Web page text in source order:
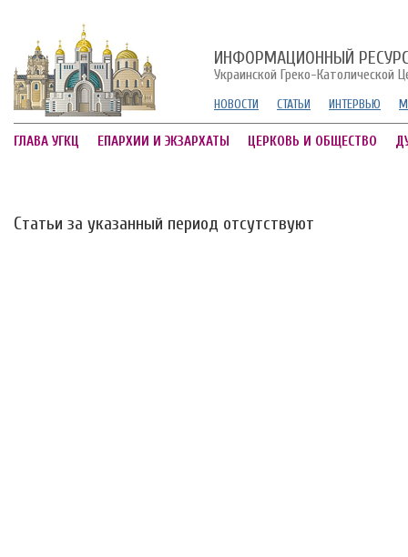
ИНФОРМАЦИОННЫЙ
Украинской Греко-Католической
НОВОСТИ СТАТЬИ ИНТЕРВЬЮ
ГЛАВА УГКЦ ЕПАРХИИ И ЭКЗАРХАТЫ ЦЕРКОВЬ И ОБЩЕСТВО
Статьи за указанный период отсутствуют